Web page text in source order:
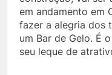
em andamento em
fazer a alegria dos
um Bar de Gelo. É
seu leque de